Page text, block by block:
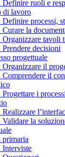
Definire ruoli e
di lavoro
Definire processi,
Curare la
Organizzare tavoli
Prendere decisioni
progettuale
Organizzare il
Comprendere il
Progettare i
Realizzare
Validare la
primaria
Interviste